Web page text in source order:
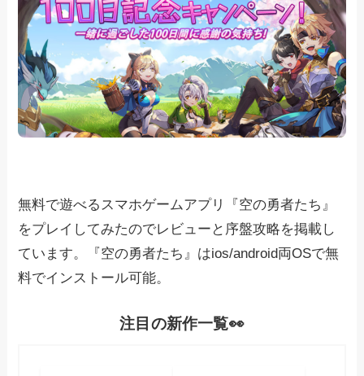
無料で遊べるスマホゲームアプリ『空の勇者たち』
をプレイしてみたのでレビューと序盤攻略を掲載し
ています。『空の勇者たち』はios/android両OSで無
料でインストール可能。
注目の新作一覧👀